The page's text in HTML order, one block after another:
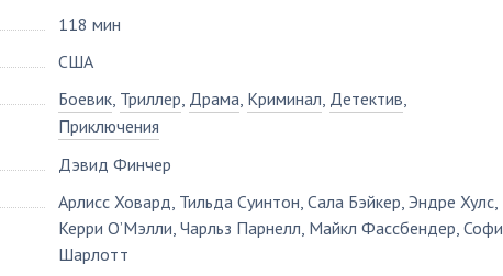
118 мин
США
Боевик, Триллер, Драма, Криминал, Детектив,
Приключения
Дэвид Финчер
Арлисс Ховард, Тильда Суинтон, Сала Бэйкер, Эндре Хулс,
Керри О’Мэлли, Чарльз Парнелл, Майкл Фассбендер, Софи
Шарлотт